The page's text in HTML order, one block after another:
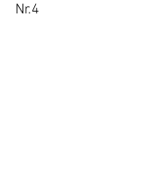
				Nr.4